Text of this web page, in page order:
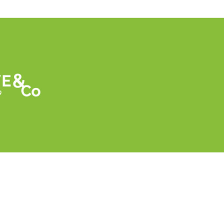
Très beau reportage sur un producteur
sablonneuses de la plaine du Rhône,
plantations nécessitent cependant un